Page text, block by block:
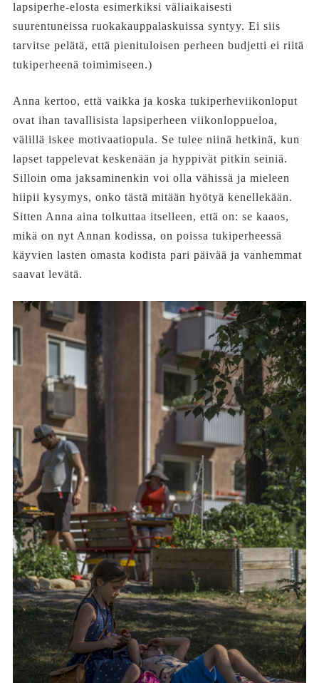
lapsiperhe-elosta esimerkiksi väliaikaisesti
suurentuneissa ruokakauppalaskuissa syntyy. Ei siis
tarvitse pelätä, että pienituloisen perheen budjetti ei riitä
tukiperheenä toimimiseen.)
Anna kertoo, että vaikka ja koska tukiperheviikonloput
ovat ihan tavallisista lapsiperheen viikonloppueloa,
välillä iskee motivaatiopula. Se tulee niinä hetkinä, kun
lapset tappelevat keskenään ja hyppivät pitkin seiniä.
Silloin oma jaksaminenkin voi olla vähissä ja mieleen
hiipii kysymys, onko tästä mitään hyötyä kenellekään.
Sitten Anna aina tolkuttaa itselleen, että on: se kaaos,
mikä on nyt Annan kodissa, on poissa tukiperheessä
käyvien lasten omasta kodista pari päivää ja vanhemmat
saavat levätä.